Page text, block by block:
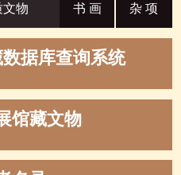
文物 书 画 杂 项
据库查询系统
馆藏文物